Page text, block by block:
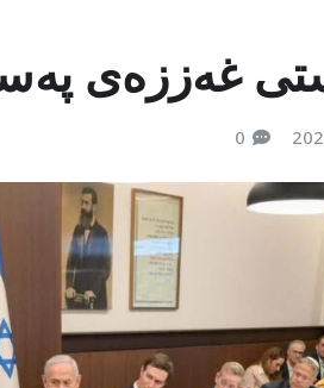
غەززەی
0